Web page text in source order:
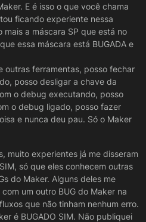
E é isso o que você chama
ficando experiente nessa
mais a máscara SP que está no
essa máscara está BUGADA e
outras ferramentas, posso fechar
posso desligar a chave da
o debug executando, posso
o debug ligado, posso fazer
e nunca deu pau. Só o Maker
muito experientes já me disseram
só que eles conhecem outras
do Maker. Alguns deles me
um outro BUG do Maker na
que não tinham nenhum erro.
é BUGADO SIM. Não publiquei